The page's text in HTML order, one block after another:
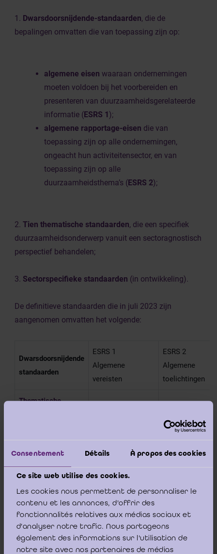
Consentement Détails À propos des cookies
Ce site web utilise des cookies.
Les cookies nous permettent de personnaliser le
contenu et les annonces, d'offrir des
fonctionnalités relatives aux médias sociaux et
d'analyser notre trafic. Nous partageons
également des informations sur l'utilisation de
notre site avec nos partenaires de médias
1. Dwarsdoorsnijdende-standaarden, die de
bepalingen omvatten die van toepassing zijn op:
algemene eisen waaraan ondernemingen
moeten voldoen bij het voorbereiden en
presenteren van duurzaamheidsgerelateerde
informatie (ESRS 1);
algemene rapportage-eisen die van
toepassing zijn op alle ondernemingen,
ongeacht hun activiteitensector, en van
toepassing zijn op alle
duurzaamheidsthema’s (ESRS 2);
2. Tien thematische standaarden, die een specifiek
duurzaamheidsonderwerp vanuit een sectoragnostisch
perspectief behandelen;
3. Sectorspecifieke standaarden (in ontwikkeling).
De definitieve standaarden die in juli 2023 zijn
aangenomen omvatten het volgende:
Dwarsdoorsnijdende
standaarden
ESRS 1
Algemene
vereisten
ESRS 2
Algemene
toelichtingen
Thematische
ESRS E2
Verontreiniging
Thematische
standaarden
Sociaal
Eigen personeel
in de
waardeketen